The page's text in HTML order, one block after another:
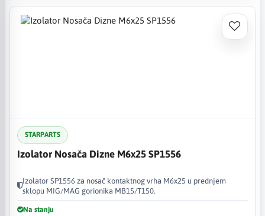
STARPARTS
Izolator Nosača Dizne M6x25 SP1556
Izolator SP1556 za nosač kontaktnog vrha M6x25 u prednjem
sklopu MIG/MAG gorionika MB15/T150.
Na stanju